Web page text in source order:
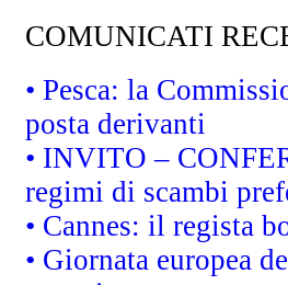
COMUNICATI
• Pesca: la
posta derivanti
• INVITO –
regimi di scambi
• Cannes: il regista
• Giornata europea